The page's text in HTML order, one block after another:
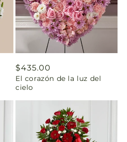
Precio
habitual
$435.00
El corazón de la luz del
cielo